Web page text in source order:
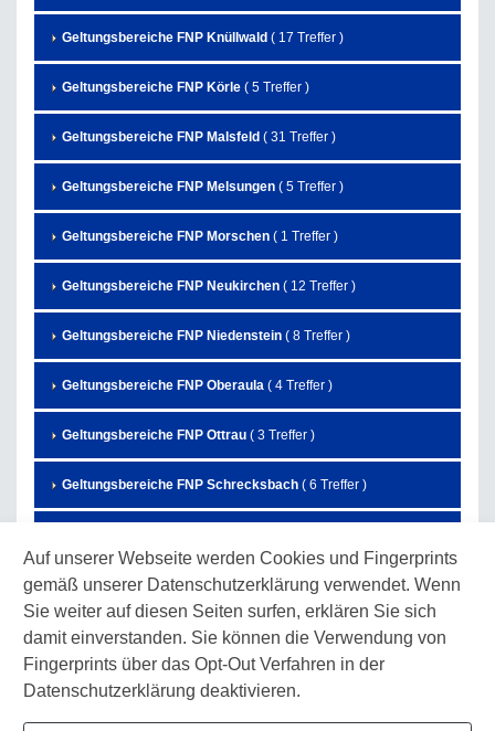
Auf unserer Webseite werden Cookies und Fingerprints
gemäß unserer Datenschutzerklärung verwendet. Wenn
Sie weiter auf diesen Seiten surfen, erklären Sie sich
damit einverstanden. Sie können die Verwendung von
Fingerprints über das Opt-Out Verfahren in der
Datenschutzerklärung deaktivieren.
Geltungsbereiche FNP Knüllwald ( 17 Treffer )
Geltungsbereiche FNP Körle ( 5 Treffer )
Geltungsbereiche FNP Malsfeld ( 31 Treffer )
Geltungsbereiche FNP Melsungen ( 5 Treffer )
Geltungsbereiche FNP Morschen ( 1 Treffer )
Geltungsbereiche FNP Neukirchen ( 12 Treffer )
Geltungsbereiche FNP Niedenstein ( 8 Treffer )
Geltungsbereiche FNP Oberaula ( 4 Treffer )
Geltungsbereiche FNP Ottrau ( 3 Treffer )
Geltungsbereiche FNP Schrecksbach ( 6 Treffer )
Geltungsbereiche FNP Schwarzenborn( 7 Treffer )
Geltungsbereiche FNP Spangenberg( 3 Treffer )
Geltungsbereiche FNP Wabern( 10 Treffer )